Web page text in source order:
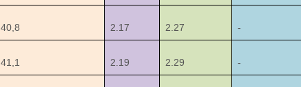
40,8 2.17 2.27 -
41,1 2.19 2.29 -